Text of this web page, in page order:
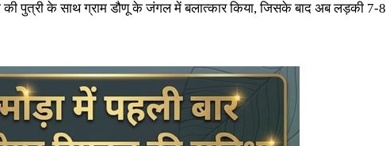
की पुत्री के साथ ग्राम डौणू के जंगल में बलात्कार किया, जिसके बाद अब लड़की 7-8